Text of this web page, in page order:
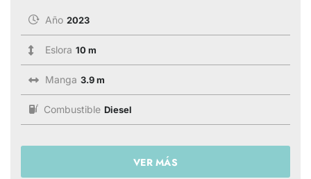
Año 2023
Eslora 10 m
Manga 3.9 m
Combustible Diesel
VER MÁS